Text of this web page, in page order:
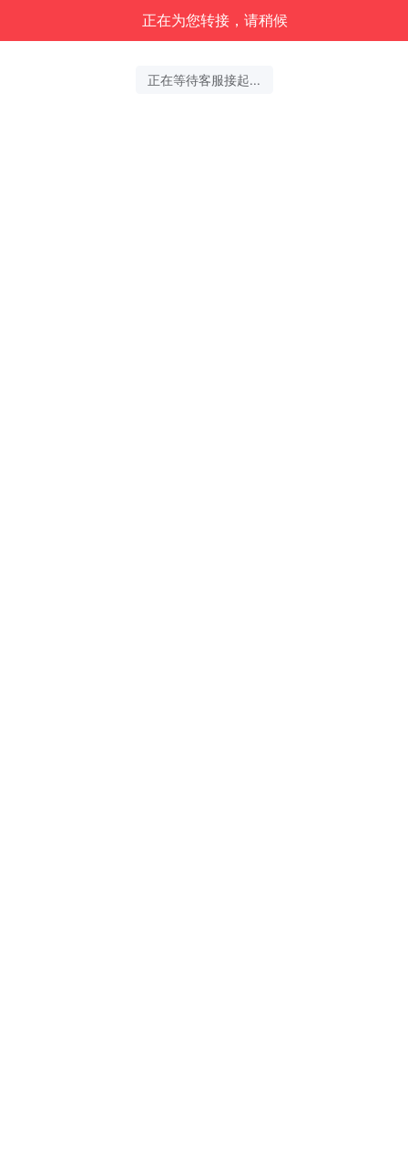
正在为您转接，请稍候
正在等待客服接起...